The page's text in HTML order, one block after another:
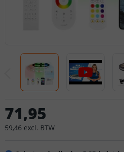
71,95
59,46 excl. BTW